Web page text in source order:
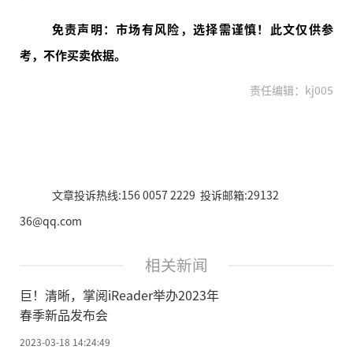
免责声明：市场有风险，选择需谨慎！此文仅供参
考，不作买卖依据。
责任编辑：kj005
文章投诉热线:156 0057 2229 投诉邮箱:29132
36@qq.com
相关新闻
巨！清晰，掌阅iReader举办2023年
春季新品发布会
2023-03-18 14:24:49